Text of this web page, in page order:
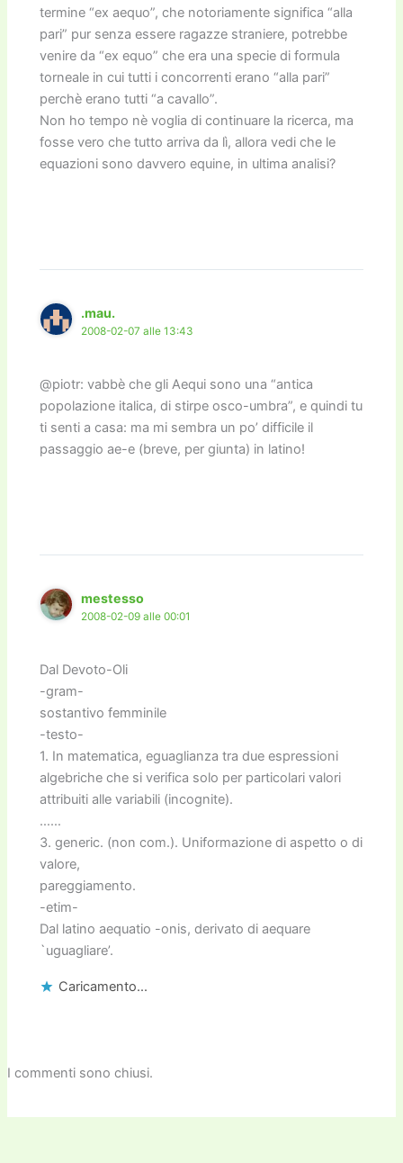
termine “ex aequo”, che notoriamente significa “alla
pari” pur senza essere ragazze straniere, potrebbe
venire da “ex equo” che era una specie di formula
torneale in cui tutti i concorrenti erano “alla pari”
perchè erano tutti “a cavallo”.
Non ho tempo nè voglia di continuare la ricerca, ma
fosse vero che tutto arriva da lì, allora vedi che le
equazioni sono davvero equine, in ultima analisi?
.mau.
2008-02-07 alle 13:43
@piotr: vabbè che gli Aequi sono una “antica
popolazione italica, di stirpe osco-umbra”, e quindi tu
ti senti a casa: ma mi sembra un po’ difficile il
passaggio ae-e (breve, per giunta) in latino!
mestesso
2008-02-09 alle 00:01
Dal Devoto-Oli
-gram-
sostantivo femminile
-testo-
1. In matematica, eguaglianza tra due espressioni
algebriche che si verifica solo per particolari valori
attribuiti alle variabili (incognite).
……
3. generic. (non com.). Uniformazione di aspetto o di
valore,
pareggiamento.
-etim-
Dal latino aequatio -onis, derivato di aequare
`uguagliare’.
Caricamento...
I commenti sono chiusi.